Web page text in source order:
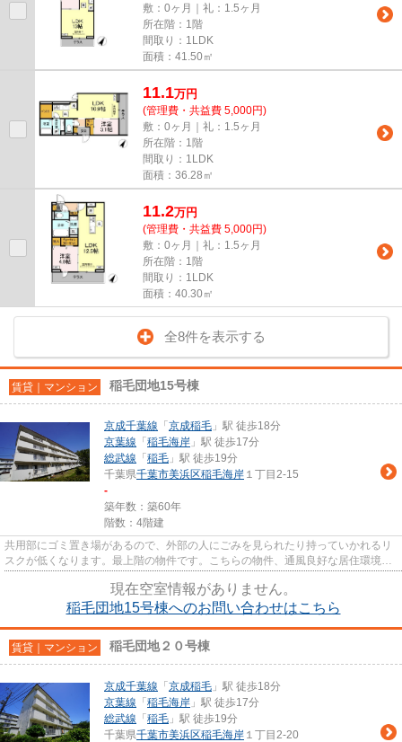
敷：0ヶ月｜礼：1.5ヶ月
所在階：1階
間取り：1LDK
面積：41.50㎡
11.1万円
(管理費・共益費 5,000円)
敷：0ヶ月｜礼：1.5ヶ月
所在階：1階
間取り：1LDK
面積：36.28㎡
11.2万円
(管理費・共益費 5,000円)
敷：0ヶ月｜礼：1.5ヶ月
所在階：1階
間取り：1LDK
面積：40.30㎡
全8件を表示する
賃貸｜マンション 稲毛団地15号棟
京成千葉線 「 京成稲毛 」駅 徒歩18分
京葉線 「 稲毛海岸 」駅 徒歩17分
総武線 「 稲毛 」駅 徒歩19分
千葉県千葉市美浜区稲毛海岸 １丁目2-15
-
築年数：築60年
階数：4階建
共用部にゴミ置き場があるので、外部の人にごみを見られたり持っていかれるリ
スクが低くなります。最上階の物件です。こちらの物件、通風良好な居住環境で
現在空室情報がありません。
稲毛団地15号棟へのお問い合わせはこちら
賃貸｜マンション 稲毛団地２０号棟
京成千葉線 「 京成稲毛 」駅 徒歩18分
京葉線 「 稲毛海岸 」駅 徒歩17分
総武線 「 稲毛 」駅 徒歩19分
千葉県千葉市美浜区稲毛海岸 １丁目2-20